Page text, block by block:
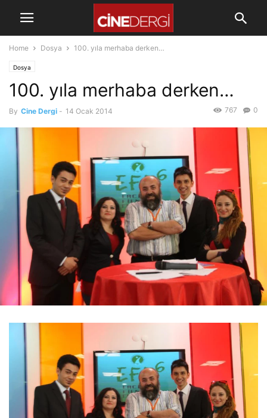
Home Dosya 100. yıla merhaba derken…
Dosya
100. yıla merhaba derken…
By Cine Dergi - 14 Ocak 2014 0
767